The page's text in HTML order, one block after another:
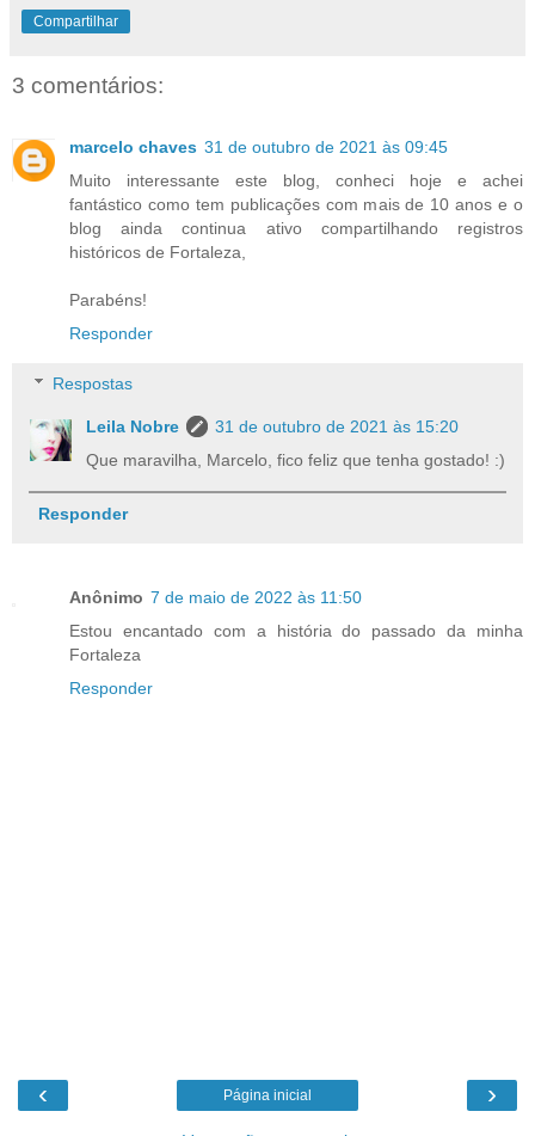
Compartilhar
3 comentários:
marcelo chaves 31 de outubro de 2021 às 09:45
Muito interessante este blog, conheci hoje e achei
fantástico como tem publicações com mais de 10 anos e o
blog ainda continua ativo compartilhando registros
históricos de Fortaleza,
Parabéns!
Responder
Respostas
Leila Nobre
31 de outubro de 2021 às 15:20
Que maravilha, Marcelo, fico feliz que tenha gostado! :)
Responder
Anônimo 7 de maio de 2022 às 11:50
Estou encantado com a história do passado da minha
Fortaleza
Responder
‹ ›
Página inicial